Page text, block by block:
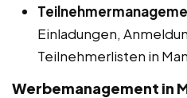
Einladungen,
Teilnehmerlisten in
Werbemanagement in